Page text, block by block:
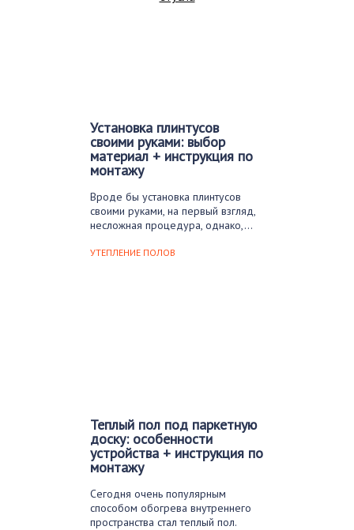
Установка плинтусов
своими руками: выбор
материал + инструкция по
монтажу
Вроде бы установка плинтусов
своими руками, на первый взгляд,
несложная процедура, однако,…
УТЕПЛЕНИЕ ПОЛОВ
Теплый пол под паркетную
доску: особенности
устройства + инструкция по
монтажу
Сегодня очень популярным
способом обогрева внутреннего
пространства стал теплый пол.